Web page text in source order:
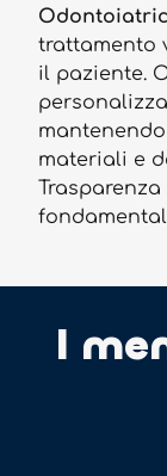
trattamento
il paziente.
materiali e
I